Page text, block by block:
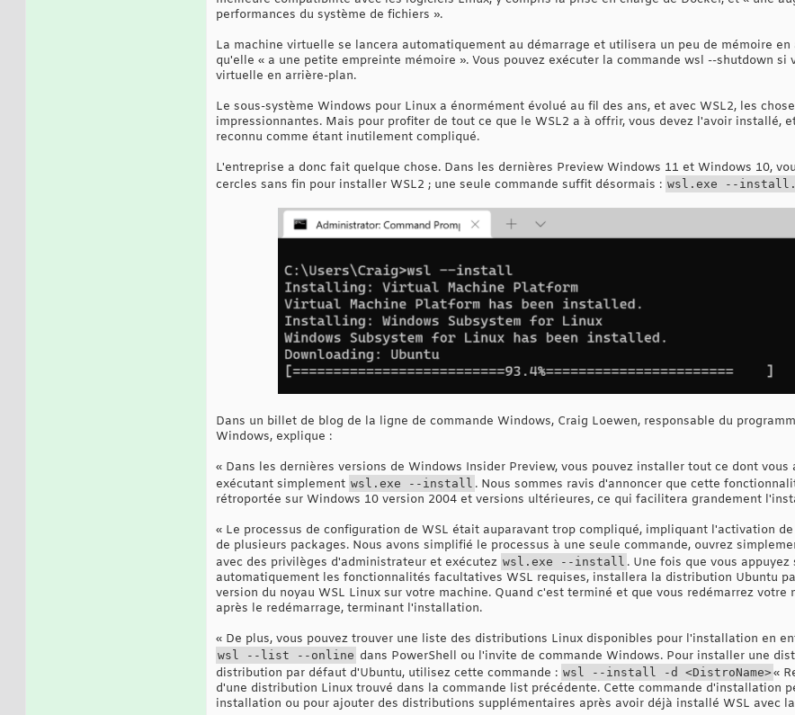
performances du système de fichiers ».
La machine virtuelle se lancera automatiquement au démarrage et utilisera un peu de mémoire
qu'elle « a une petite empreinte mémoire ». Vous pouvez exécuter la commande wsl --shutdown si
virtuelle en arrière-plan.
Le sous-système Windows pour Linux a énormément évolué au fil des ans, et avec WSL2, les
impressionnantes. Mais pour profiter de tout ce que le WSL2 a à offrir, vous devez l'avoir installé,
reconnu comme étant inutilement compliqué.
L'entreprise a donc fait quelque chose. Dans les dernières Preview Windows 11 et Windows 10,
cercles sans fin pour installer WSL2 ; une seule commande suffit désormais : wsl.exe --install.
Dans un billet de blog de la ligne de commande Windows, Craig Loewen, responsable du
Windows, explique :
« Dans les dernières versions de Windows Insider Preview, vous pouvez installer tout ce dont vous
exécutant simplement wsl.exe --install . Nous sommes ravis d'annoncer que cette
rétroportée sur Windows 10 version 2004 et versions ultérieures, ce qui facilitera grandement
« Le processus de configuration de WSL était auparavant trop compliqué, impliquant l'activation
de plusieurs packages. Nous avons simplifié le processus à une seule commande, ouvrez
avec des privilèges d'administrateur et exécutez wsl.exe --install . Une fois que vous
automatiquement les fonctionnalités facultatives WSL requises, installera la distribution Ubuntu
version du noyau WSL Linux sur votre machine. Quand c'est terminé et que vous redémarrez
après le redémarrage, terminant l'installation.
« De plus, vous pouvez trouver une liste des distributions Linux disponibles pour l'installation en
wsl --list --online dans PowerShell ou l'invite de commande Windows. Pour installer une
distribution par défaut d'Ubuntu, utilisez cette commande : wsl --install -d <DistroName>«
d'une distribution Linux trouvé dans la commande list précédente. Cette commande d'installation
installation ou pour ajouter des distributions supplémentaires après avoir déjà installé WSL avec